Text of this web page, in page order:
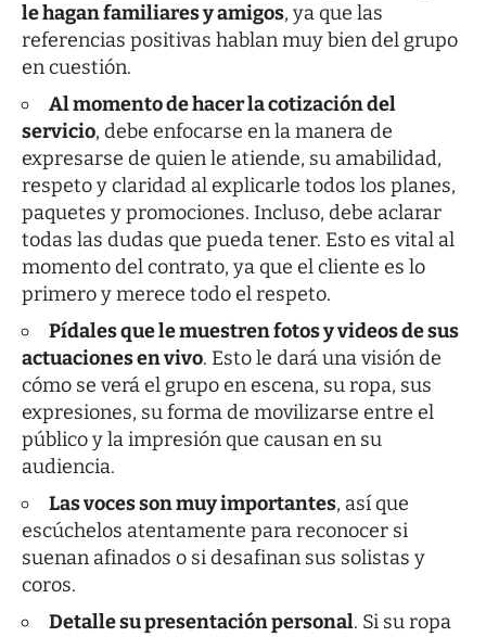
le hagan familiares y amigos, ya que las
referencias positivas hablan muy bien del grupo
en cuestión.
Al momento de hacer la cotización del
servicio, debe enfocarse en la manera de
expresarse de quien le atiende, su amabilidad,
respeto y claridad al explicarle todos los planes,
paquetes y promociones. Incluso, debe aclarar
todas las dudas que pueda tener. Esto es vital al
momento del contrato, ya que el cliente es lo
primero y merece todo el respeto.
Pídales que le muestren fotos y videos de sus
actuaciones en vivo. Esto le dará una visión de
cómo se verá el grupo en escena, su ropa, sus
expresiones, su forma de movilizarse entre el
público y la impresión que causan en su
audiencia.
Las voces son muy importantes, así que
escúchelos atentamente para reconocer si
suenan afinados o si desafinan sus solistas y
coros.
Detalle su presentación personal. Si su ropa